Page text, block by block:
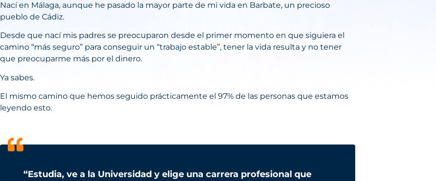
Nací en Málaga, aunque he pasado la mayor parte de mi vida en Barbate, un precioso
pueblo de Cádiz.
Desde que nací mis padres se preocuparon desde el primer momento en que siguiera el
camino “más seguro” para conseguir un “trabajo estable”, tener la vida resulta y no tener
que preocuparme más por el dinero.
Ya sabes.
El mismo camino que hemos seguido prácticamente el 97% de las personas que estamos
leyendo esto.
“Estudia, ve a la Universidad y elige una carrera profesional que